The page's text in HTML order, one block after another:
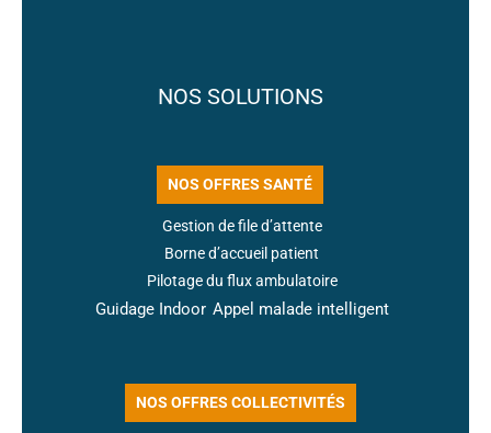
NOS SOLUTIONS
NOS OFFRES SANTÉ
Gestion de file d’attente
Borne d’accueil patient
Pilotage du flux ambulatoire
Guidage Indoor Appel malade intelligent
NOS OFFRES COLLECTIVITÉS